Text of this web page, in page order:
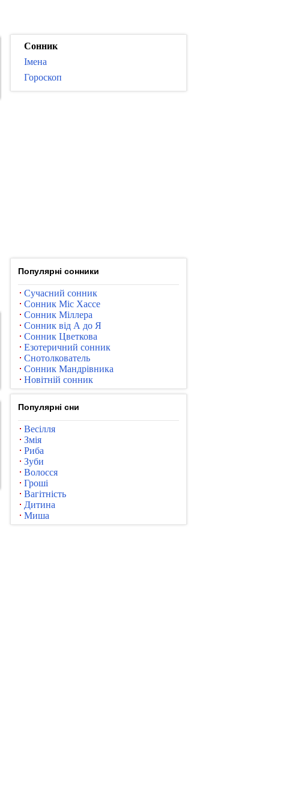
Сонник
Імена
Гороскоп
Популярні сонники
Сучасний сонник
Сонник Міс Хассе
Сонник Міллера
Сонник від А до Я
Сонник Цветкова
Езотеричний сонник
Снотолкователь
Сонник Мандрівника
Новітній сонник
Популярні сни
Весілля
Змія
Риба
Зуби
Волосся
Гроші
Вагітність
Дитина
Миша